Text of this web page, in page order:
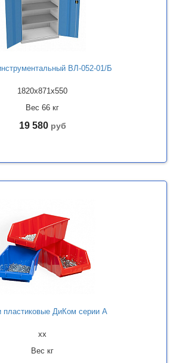
ВЛ-052-01/Б
1820x871x550
Вес 66 кг
19 580 руб
пластиковые ДиКом серии А
xx
Вес кг